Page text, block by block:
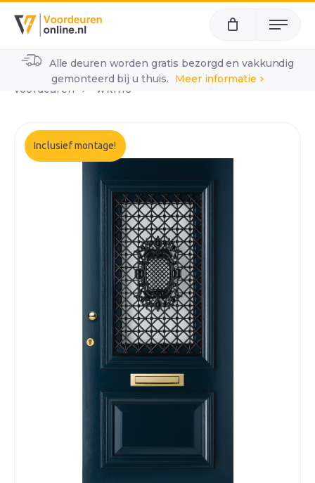
Alle deuren worden gratis bezorgd en vakkundig
gemonteerd bij u thuis.
Meer informatie
Menu
klassieke voordeuren
klassieke rooster
voordeuren
wk1116
Inclusief montage!